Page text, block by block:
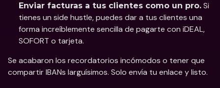
Enviar facturas a tus clientes como un pro. Si
tienes un side hustle, puedes dar a tus clientes una
forma increíblemente sencilla de pagarte con iDEAL,
SOFORT o tarjeta.
Se acabaron los recordatorios incómodos o tener que
compartir IBANs larguísimos. Solo envía tu enlace y listo.